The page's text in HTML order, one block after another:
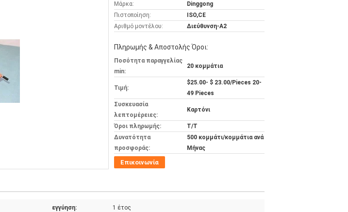
Μάρκα:
Dinggong
Πιστοποίηση:
ISO,CE
Αριθμό μοντέλου:
Διεύθυνση-A2
Πληρωμής & Αποστολής Όροι:
Ποσότητα παραγγελίας
min:
20 κομμάτια
Τιμή:
$25.00- $ 23.00/Pieces 20-
49 Pieces
Συσκευασία
λεπτομέρειες:
Καρτόνι
Όροι πληρωμής:
Τ/Τ
Δυνατότητα
προσφοράς:
500 κομμάτι/κομμάτια ανά
Μήνας
Επικοινωνία
εγγύηση: 1 έτος